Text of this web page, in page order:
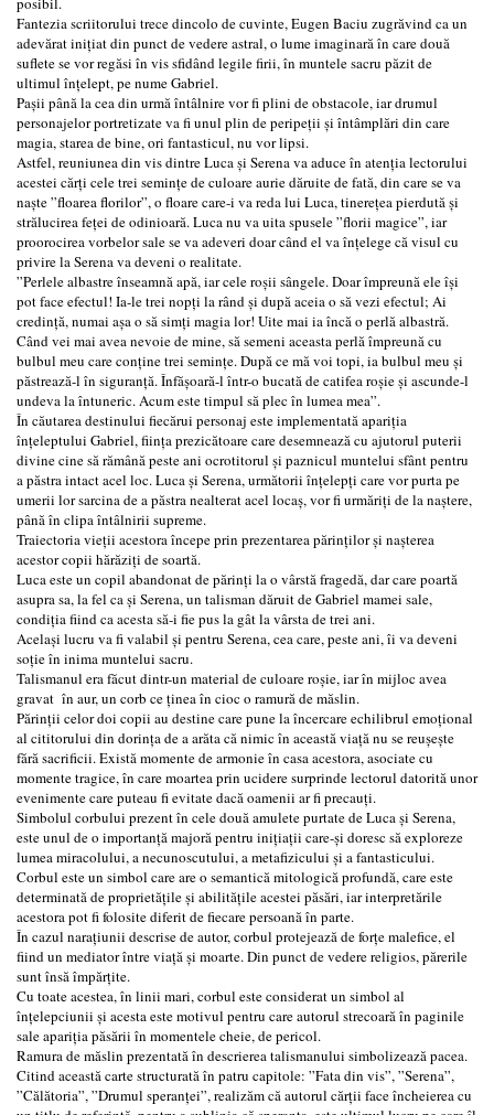
Fantezia scriitorului trece dincolo de cuvinte, Eugen Baciu zugrăvind ca un
adevărat inițiat din punct de vedere astral, o lume imaginară în care două
suflete se vor regăsi în vis sfidând legile firii, în muntele sacru păzit de
ultimul înțelept, pe nume Gabriel.
Pașii până la cea din urmă întâlnire vor fi plini de obstacole, iar drumul
personajelor portretizate va fi unul plin de peripeții și întâmplări din care
magia, starea de bine, ori fantasticul, nu vor lipsi.
Astfel, reuniunea din vis dintre Luca și Serena va aduce în atenția lectorului
acestei cărți cele trei semințe de culoare aurie dăruite de fată, din care se va
naște ”floarea florilor”, o floare care-i va reda lui Luca, tinerețea pierdută și
strălucirea feței de odinioară. Luca nu va uita spusele ”florii magice”, iar
proorocirea vorbelor sale se va adeveri doar când el va înțelege că visul cu
privire la Serena va deveni o realitate.
”Perlele albastre înseamnă apă, iar cele roșii sângele. Doar împreună ele își
pot face efectul! Ia-le trei nopți la rând și după aceia o să vezi efectul; Ai
credință, numai așa o să simți magia lor! Uite mai ia încă o perlă albastră.
Când vei mai avea nevoie de mine, să semeni aceasta perlă împreună cu
bulbul meu care conține trei semințe. După ce mă voi topi, ia bulbul meu și
păstrează-l în siguranță. Înfășoară-l într-o bucată de catifea roșie și ascunde-l
undeva la întuneric. Acum este timpul să plec în lumea mea”.
În căutarea destinului fiecărui personaj este implementată apariția
înțeleptului Gabriel, ființa prezicătoare care desemnează cu ajutorul puterii
divine cine să rămână peste ani ocrotitorul și paznicul muntelui sfânt pentru
a păstra intact acel loc. Luca și Serena, următorii înțelepți care vor purta pe
umerii lor sarcina de a păstra nealterat acel locaș, vor fi urmăriți de la naștere,
până în clipa întâlnirii supreme.
Traiectoria vieții acestora începe prin prezentarea părinților și nașterea
acestor copii hărăziți de soartă.
Luca este un copil abandonat de părinți la o vârstă fragedă, dar care poartă
asupra sa, la fel ca și Serena, un talisman dăruit de Gabriel mamei sale,
condiția fiind ca acesta să-i fie pus la gât la vârsta de trei ani.
Același lucru va fi valabil și pentru Serena, cea care, peste ani, îi va deveni
soție în inima muntelui sacru.
Talismanul era făcut dintr-un material de culoare roșie, iar în mijloc avea
gravat în aur, un corb ce ținea în cioc o ramură de măslin.
Părinții celor doi copii au destine care pune la încercare echilibrul emoțional
al cititorului din dorința de a arăta că nimic în această viață nu se reușește
fără sacrificii. Există momente de armonie în casa acestora, asociate cu
momente tragice, în care moartea prin ucidere surprinde lectorul datorită unor
evenimente care puteau fi evitate dacă oamenii ar fi precauți.
Simbolul corbului prezent în cele două amulete purtate de Luca și Serena,
este unul de o importanță majoră pentru inițiații care-și doresc să exploreze
lumea miracolului, a necunoscutului, a metafizicului și a fantasticului.
Corbul este un simbol care are o semantică mitologică profundă, care este
determinată de proprietățile și abilitățile acestei păsări, iar interpretările
acestora pot fi folosite diferit de fiecare persoană în parte.
În cazul narațiunii descrise de autor, corbul protejează de forțe malefice, el
fiind un mediator între viață și moarte. Din punct de vedere religios, părerile
sunt însă împărțite.
Cu toate acestea, în linii mari, corbul este considerat un simbol al
înțelepciunii și acesta este motivul pentru care autorul strecoară în paginile
sale apariția păsării în momentele cheie, de pericol.
Ramura de măslin prezentată în descrierea talismanului simbolizează pacea.
Citind această carte structurată în patru capitole: ”Fata din vis”, ”Serena”,
”Călătoria”, ”Drumul speranței”, realizăm că autorul cărții face încheierea cu